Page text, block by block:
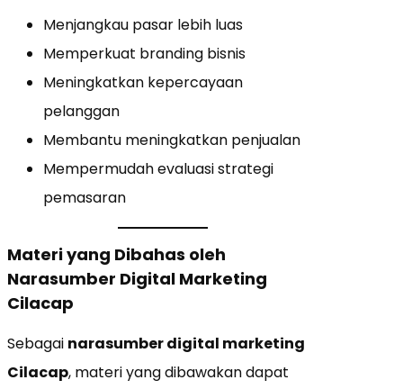
Menjangkau pasar lebih luas
Memperkuat branding bisnis
Meningkatkan kepercayaan
pelanggan
Membantu meningkatkan penjualan
Mempermudah evaluasi strategi
pemasaran
Materi yang Dibahas oleh
Narasumber Digital Marketing
Cilacap
Sebagai narasumber digital marketing
Cilacap, materi yang dibawakan dapat